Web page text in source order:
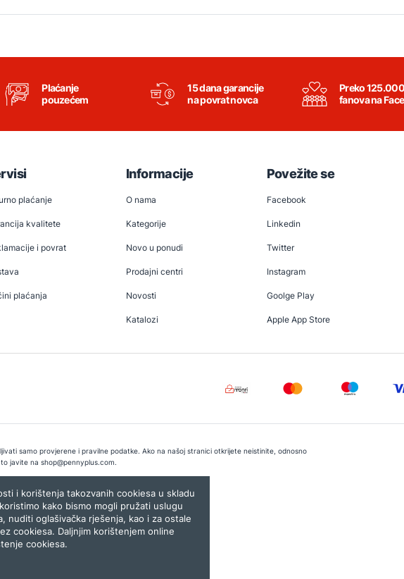
Plaćanje
pouzećem
15 dana garancije
na povrat novca
Preko 125.000
fanova na
plaćanje
kvalitete
i povrat
plaćanja
Informacije
O nama
Kategorije
Novo u ponudi
Prodajni centri
Novosti
Katalozi
Povežite se
Facebook
Linkedin
Twitter
Instagram
Goolge Play
Apple App Store
samo provjerene i pravilne podatke. Ako na našoj stranici otkrijete neistinite, odnosno
javite na shop@pennyplus.com.
.Dizajn i programiranje:Lampa.ba
i korištenja takozvanih cookiesa u skladu
kako bismo mogli pružati uslugu
nuditi oglašivačka rješenja, kao i za ostale
cookiesa. Daljnjim korištenjem online
cookiesa.